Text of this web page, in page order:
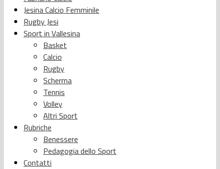
Jesina Calcio Femminile
Rugby Jesi
Sport in Vallesina
Basket
Calcio
Rugby
Scherma
Tennis
Volley
Altri Sport
Rubriche
Benessere
Pedagogia dello Sport
Contatti